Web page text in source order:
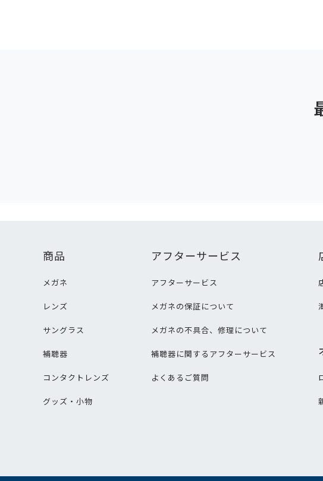
商品
メガネ
レンズ
サングラス
補聴器
コンタクトレンズ
グッズ・小物
アフターサービス
アフターサービス
メガネの保証について
メガネの不具合、修理について
補聴器に関するアフターサービス
よくあるご質問